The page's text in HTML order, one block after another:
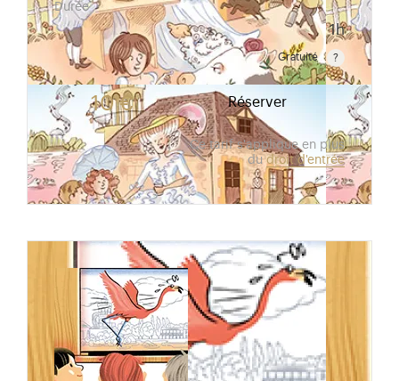
Durée
1h
Gratuité
Gratuit pour les enfants de moins de 10 ans. Tarif
10 € Réserver
Ce tarif s'applique en plus
dudroit d'entrée